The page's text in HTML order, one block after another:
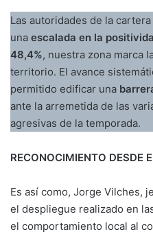
Las autoridades de la
una escalada en la
48,4%, nuestra zona marca
territorio. El avance
permitido edificar una
ante la arremetida de las
agresivas de la temporada.
RECONOCIMIENTO DESDE
Es así como, Jorge Vilches,
el despliegue realizado en
el comportamiento local al